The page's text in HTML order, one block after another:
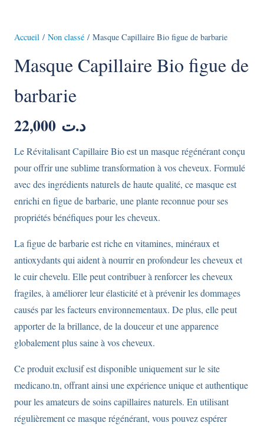
Accueil / Non classé / Masque Capillaire Bio figue de barbarie
Masque Capillaire Bio figue de
barbarie
د.ت
Le Révitalisant Capillaire Bio est un masque régénérant conçu
pour offrir une sublime transformation à vos cheveux. Formulé
avec des ingrédients naturels de haute qualité, ce masque est
enrichi en figue de barbarie, une plante reconnue pour ses
propriétés bénéfiques pour les cheveux.
La figue de barbarie est riche en vitamines, minéraux et
antioxydants qui aident à nourrir en profondeur les cheveux et
le cuir chevelu. Elle peut contribuer à renforcer les cheveux
fragiles, à améliorer leur élasticité et à prévenir les dommages
causés par les facteurs environnementaux. De plus, elle peut
apporter de la brillance, de la douceur et une apparence
globalement plus saine à vos cheveux.
Ce produit exclusif est disponible uniquement sur le site
medicano.tn, offrant ainsi une expérience unique et authentique
pour les amateurs de soins capillaires naturels. En utilisant
régulièrement ce masque régénérant, vous pouvez espérer